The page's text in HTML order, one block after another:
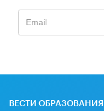
ВЕСТИ ОБРАЗОВАНИЯ